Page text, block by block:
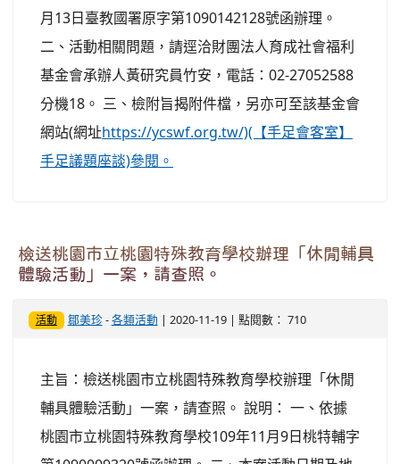
月13日臺教國署原字第1090142128號函辦理。
二、活動相關問題，請逕洽財團法人育成社會福利
基金會承辦人黃研究員竹安，電話：02-27052588
分機18。 三、檢附旨揭附件檔，另亦可至該基金會
網站(網址https://ycswf.org.tw/)(【手足會客室】
手足議題座談)參閱。
檢送桃園市立桃園特殊教育學校辦理「休閒輔具
體驗活動」一案，請查照。
活動 鄒美珍-各類活動 | 2020-11-19 | 點閱數： 710
主旨：檢送桃園市立桃園特殊教育學校辦理「休閒
輔具體驗活動」一案，請查照。 說明： 一、依據
桃園市立桃園特殊教育學校109年11月9日桃特輔字